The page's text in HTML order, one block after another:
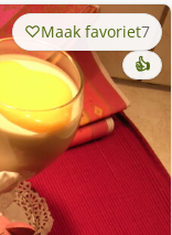
Maak favoriet7
👍